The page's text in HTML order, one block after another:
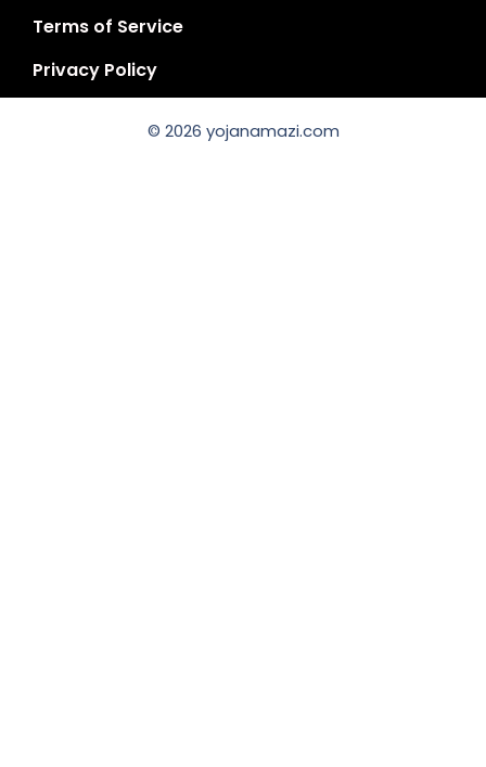
Terms of Service
Privacy Policy
© 2026 yojanamazi.com